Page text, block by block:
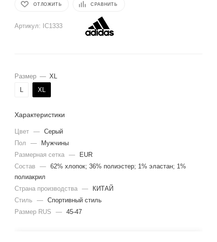
ОТЛОЖИТЬ СРАВНИТЬ
Артикул: IC1333
Размер — XL
L
XL
Характеристики
Цвет — Серый
Пол
—
Мужчины
Размерная сетка —
EUR
Состав
— 62% хлопок; 36% полиэстер; 1% эластан; 1%
полиакрил
Страна производства —
КИТАЙ
Стиль
— Спортивный стиль
Размер RUS
— 45-47